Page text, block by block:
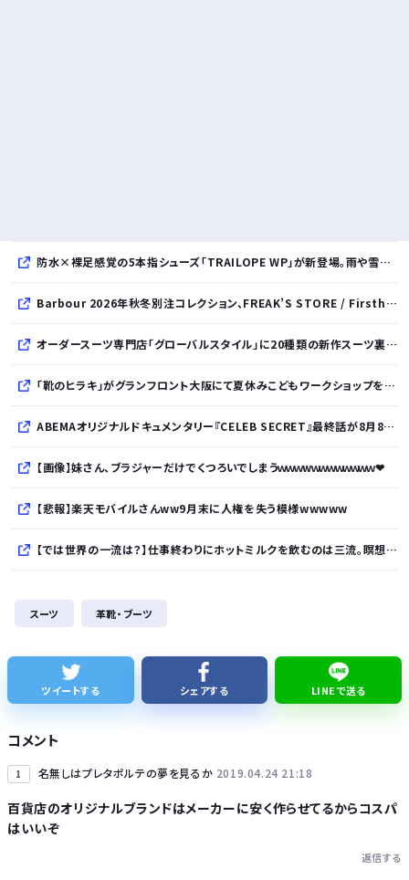
防水×裸足感覚の5本指シューズ「TRAILOPE WP」が新登場。雨や雪にも対応し日常からアウトドアまで快適に。
Barbour 2026年秋冬別注コレクション、FREAK’S STORE / Firsthand / Freadaから登場
オーダースーツ専門店「グローバルスタイル」に20種類の新作スーツ裏地が登場！おしゃれな花柄・サッカーボール・フラミンゴ・虎・フラガール・リゾート柄など豊富！
「靴のヒラキ」がグランフロント大阪にて夏休みこどもワークショップを開催！親子で楽しむ靴デコレーション体験や足の計測会
ABEMAオリジナルドキュメンタリー『CELEB SECRET』最終話が8月8日放送、MC指原莉乃、満島真之介らがコメント
【画像】妹さん、ブラジャーだけでくつろいでしまうｗｗｗwｗｗｗｗｗｗｗｗ❤
【悲報】楽天モバイルさんww9月末に人権を失う模様wwwww
【では世界の一流は？】仕事終わりにホットミルクを飲むのは三流。瞑想するのは二流
３年間で２億６５００万円… 福岡県議会「海外視察費」公表…
Powered by livedoor 相互RSS
スーツ 革靴・ブーツ
ツイートする シェアする LINEで送る
コメント
1 名無しはプレタポルテの夢を見るか 2019.04.24 21:18
百貨店のオリジナルブランドはメーカーに安く作らせてるからコスパ
はいいぞ
返信する